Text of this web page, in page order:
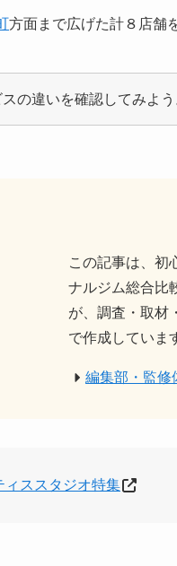
方面まで広げた計８店舗
の違いを確認してみよう
この記事は、初
ナルジム総合比
が、調査・取材
で作成していま
編集部・監修
ィススタジオ特集